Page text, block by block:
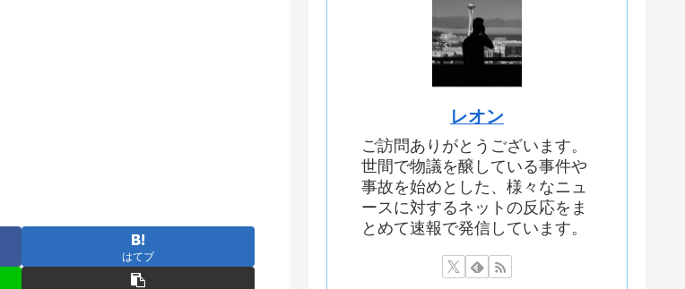
はてブ
レオン
ご訪問ありがとうございます。
世間で物議を醸している事件や
事故を始めとした、様々なニュ
ースに対するネットの反応をま
とめて速報で発信しています。